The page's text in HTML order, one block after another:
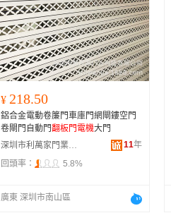
¥ 218.50
鋁合金電動卷簾門車庫門網閘鏤空門
卷閘門自動門翻板門電機大門
深圳市利萬家門業科技有限公司
11年
回頭率：
5.8%
廣東 深圳市南山區